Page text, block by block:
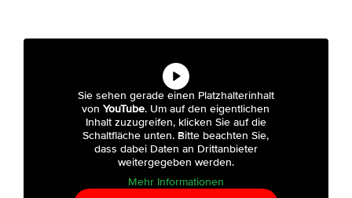
Sie sehen gerade einen Platzhalterinhalt
vonYouTube. Um auf den eigentlichen
Inhalt zuzugreifen, klicken Sie auf die
Schaltfläche unten. Bitte beachten Sie,
dass dabei Daten an Drittanbieter
weitergegeben werden.
Mehr Informationen